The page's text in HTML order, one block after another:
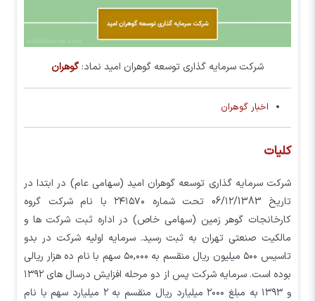
شرکت سرمایه گذاری توسعه گوهران امید نماد: گوهران
اخبار گوهران
کلیات
شرکت سرمایه گذاری توسعه گوهران امید (سهامی عام) در ابتدا در
تاریخ 06/۱۲/1383 تحت شماره ۲۴۱۵۷۰ با نام شرکت گروه
کارخانجات گوهر زمین (سهامی خاص) در اداره ثبت شرکت ها و
مالکیت صنعتی تهران به ثبت رسید. سرمایه اولیه شرکت در بدو
تاسیس ۵۰۰ میلیون ریال منقسم به ۵۰,۰۰۰ سهم با نام ده هزار ریالی
بوده است. سرمایه شرکت پس از دو مرحله افزایش درسال های ۱۳۹۲
و ۱۳۹۳ به مبلغ ۲۰۰۰ میلیارد ریال منقسم به ۲ میلیارد سهم با نام